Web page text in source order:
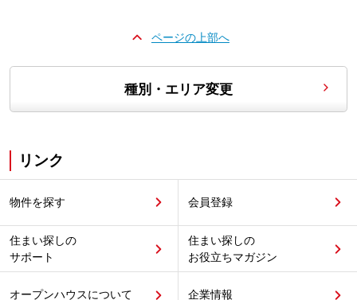
ページの上部へ
種別・エリア変更
リンク
物件を探す 会員登録
住まい探しの
サポート
住まい探しの
お役立ちマガジン
オープンハウスについて 企業情報